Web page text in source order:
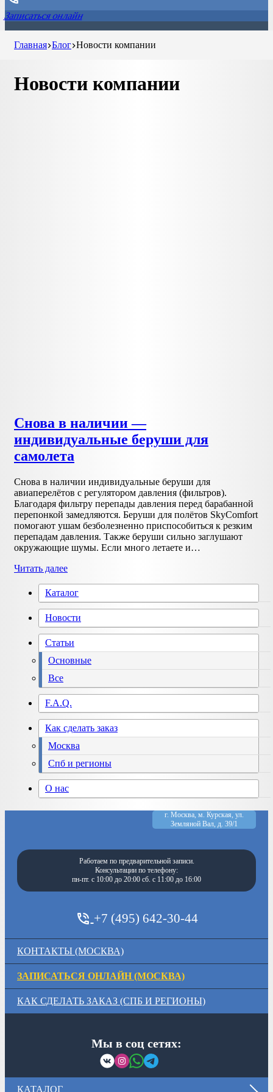
Записаться онлайн
Главная Блог Новости компании
Новости компании
Снова в наличии —
индивидуальные беруши для
самолета
Снова в наличии индивидуальные беруши для
авиаперелётов с регулятором давления (фильтров).
Благодаря фильтру перепады давления перед барабанной
перепонкой замедляются. Беруши для полётов SkyComfort
помогают ушам безболезненно приспособиться к резким
перепадам давления. Также беруши сильно заглушают
окружающие шумы. Если много летаете и…
Читать далееСнова
наличии
—
индивидуальные
беруши
для
самолета
Каталог
Новости
Статьи
Основные
Все
F.A.Q.
Как сделать заказ
Москва
Спб и регионы
О нас
г. Москва, м. Курская, ул.
Земляной Вал, д. 39/1
Работаем по предварительной записи.
Консультации по телефону:
пн-пт. с 10:00 до 20:00 сб. с 11:00 до 16:00
+7 (495) 642-30-44
КОНТАКТЫ (МОСКВА)
ЗАПИСАТЬСЯ ОНЛАЙН (МОСКВА)
КАК СДЕЛАТЬ ЗАКАЗ (СПБ И РЕГИОНЫ)
Мы в соц сетях:
КАТАЛОГ